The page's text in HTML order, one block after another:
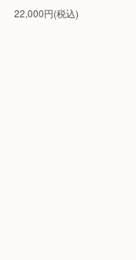
22,000円(税込)